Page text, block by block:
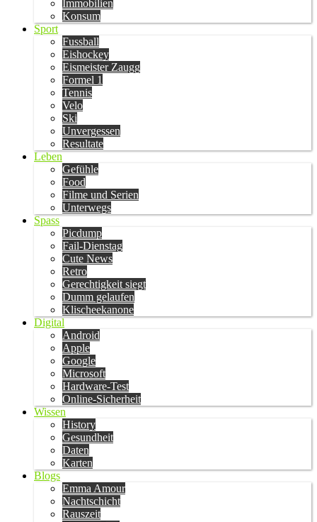
Immobilien
Konsum
Sport
Fussball
Eishockey
Eismeister Zaugg
Formel 1
Tennis
Velo
Ski
Unvergessen
Resultate
Leben
Gefühle
Food
Filme und Serien
Unterwegs
Spass
Picdump
Fail-Dienstag
Cute News
Retro
Gerechtigkeit siegt
Dumm gelaufen
Klischeekanone
Digital
Android
Apple
Google
Microsoft
Hardware-Test
Online-Sicherheit
Wissen
History
Gesundheit
Daten
Karten
Blogs
Emma Amour
Nachtschicht
Rauszeit